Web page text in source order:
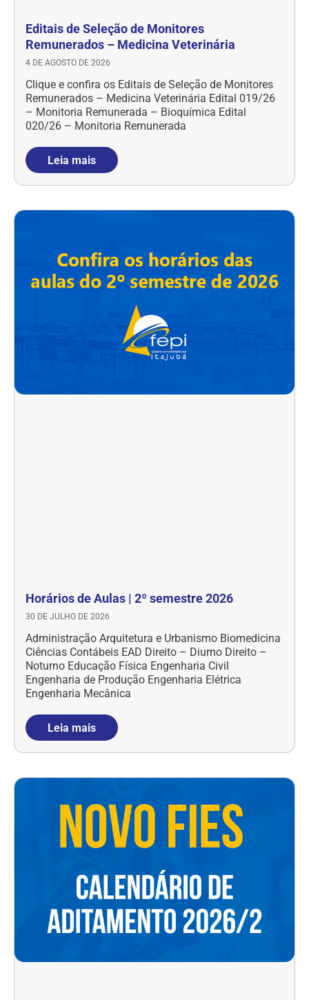
Editais de Seleção de Monitores
Remunerados – Medicina Veterinária
4 DE AGOSTO DE 2026
Clique e confira os Editais de Seleção de Monitores
Remunerados – Medicina Veterinária Edital 019/26
– Monitoria Remunerada – Bioquímica Edital
020/26 – Monitoria Remunerada
Leia mais
Horários de Aulas | 2º semestre 2026
30 DE JULHO DE 2026
Administração Arquitetura e Urbanismo Biomedicina
Ciências Contábeis EAD Direito – Diurno Direito –
Noturno Educação Física Engenharia Civil
Engenharia de Produção Engenharia Elétrica
Engenharia Mecânica
Leia mais